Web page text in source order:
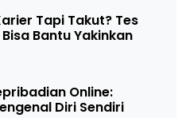
Tapi Takut? Tes
Bantu Yakinkan
Online:
Diri Sendiri